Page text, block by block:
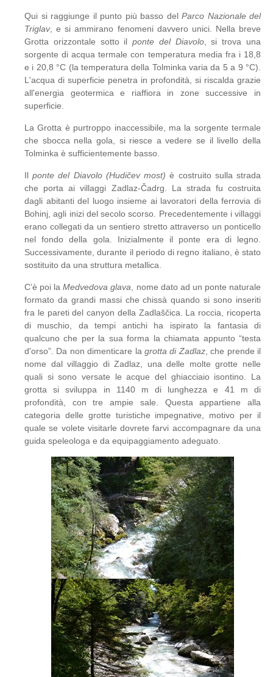
Qui si raggiunge il punto più basso del Parco Nazionale del
Triglav, e si ammirano fenomeni davvero unici. Nella breve
Grotta orizzontale sotto ilponte del Diavolo, si trova una
sorgente di acqua termale con temperatura media fra i 18,8
e i 20,8 °C (la temperatura della Tolminka varia da 5 a 9 °C).
L'acqua di superficie penetra in profondità, si riscalda grazie
all'energia geotermica e riaffiora in zone successive in
superficie.
La Grotta è purtroppo inaccessibile, ma la sorgente termale
che sbocca nella gola, si riesce a vedere se il livello della
Tolminka è sufficientemente basso.
Ilponte del Diavolo (Hudičev most) è costruito sulla strada
che porta ai villaggi Zadlaz-Čadrg. La strada fu costruita
dagli abitanti del luogo insieme ai lavoratori della ferrovia di
Bohinj, agli inizi del secolo scorso. Precedentemente i villaggi
erano collegati da un sentiero stretto attraverso un ponticello
nel fondo della gola. Inizialmente il ponte era di legno.
Successivamente, durante il periodo di regno italiano, è stato
sostituito da una struttura metallica.
C’è poi laMedvedova glava , nome dato ad un ponte naturale
formato da grandi massi che chissà quando si sono inseriti
fra le pareti del canyon della Zadlaščica. La roccia, ricoperta
di muschio, da tempi antichi ha ispirato la fantasia di
qualcuno che per la sua forma la chiamata appunto “testa
d'orso”. Da non dimenticare la grotta di Zadlaz, che prende il
nome dal villaggio di Zadlaz, una delle molte grotte nelle
quali si sono versate le acque del ghiacciaio isontino. La
grotta si sviluppa in 1140 m di lunghezza e 41 m di
profondità, con tre ampie sale. Questa appartiene alla
categoria delle grotte turistiche impegnative, motivo per il
quale se volete visitarle dovrete farvi accompagnare da una
guida speleologa e da equipaggiamento adeguato.